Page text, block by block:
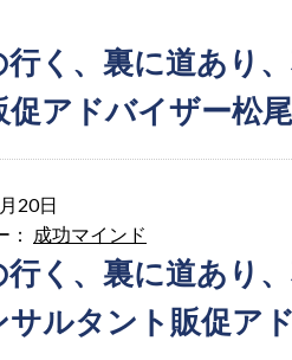
行く、裏に道あり
促アドバイザー松尾
20日
：
成功マインド
行く、裏に道あり
サルタント販促ア